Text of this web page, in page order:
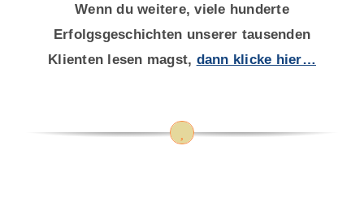
Wenn du weitere, viele hunderte
Erfolgsgeschichten unserer tausenden
Klienten lesen magst, dann klicke hier…